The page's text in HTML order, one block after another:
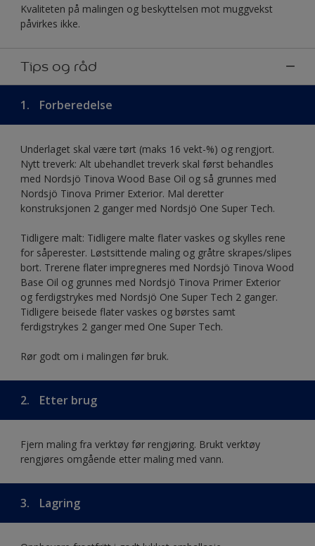
Kvaliteten på malingen og beskyttelsen mot muggvekst
påvirkes ikke.
Tips og råd
1. Forberedelse
Underlaget skal være tørt (maks 16 vekt-%) og rengjort.
Nytt treverk: Alt ubehandlet treverk skal først behandles
med Nordsjö Tinova Wood Base Oil og så grunnes med
Nordsjö Tinova Primer Exterior. Mal deretter
konstruksjonen 2 ganger med Nordsjö One Super Tech.
Tidligere malt: Tidligere malte flater vaskes og skylles rene
for såperester. Løstsittende maling og gråtre skrapes/slipes
bort. Trerene flater impregneres med Nordsjö Tinova Wood
Base Oil og grunnes med Nordsjö Tinova Primer Exterior
og ferdigstrykes med Nordsjö One Super Tech 2 ganger.
Tidligere beisede flater vaskes og børstes samt
ferdigstrykes 2 ganger med One Super Tech.
Rør godt om i malingen før bruk.
2. Etter brug
Fjern maling fra verktøy før rengjøring. Brukt verktøy
rengjøres omgående etter maling med vann.
3. Lagring